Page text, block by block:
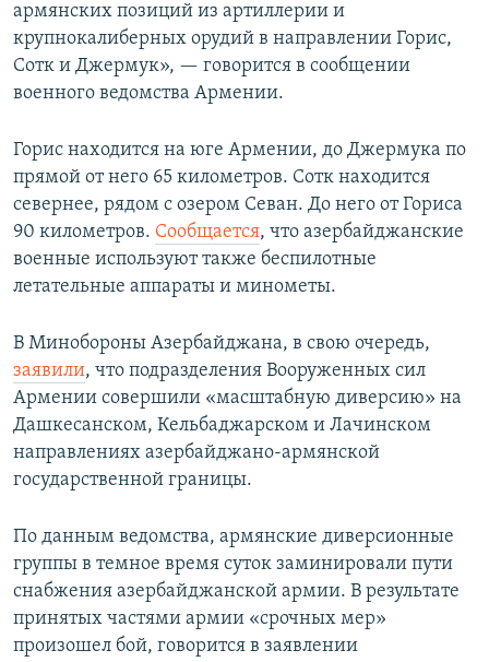
армянских позиций из артиллерии и
крупнокалиберных орудий в направлении Горис,
Сотк и Джермук», — говорится в сообщении
военного ведомства Армении.
Горис находится на юге Армении, до Джермука по
прямой от него 65 километров. Сотк находится
севернее, рядом с озером Севан. До него от Гориса
90 километров. Сообщается, что азербайджанские
военные используют также беспилотные
летательные аппараты и минометы.
В Минобороны Азербайджана, в свою очередь,
заявили, что подразделения Вооруженных сил
Армении совершили «масштабную диверсию» на
Дашкесанском, Кельбаджарском и Лачинском
направлениях азербайджано-армянской
государственной границы.
По данным ведомства, армянские диверсионные
группы в темное время суток заминировали пути
снабжения азербайджанской армии. В результате
принятых частями армии «срочных мер»
произошел бой, говорится в заявлении